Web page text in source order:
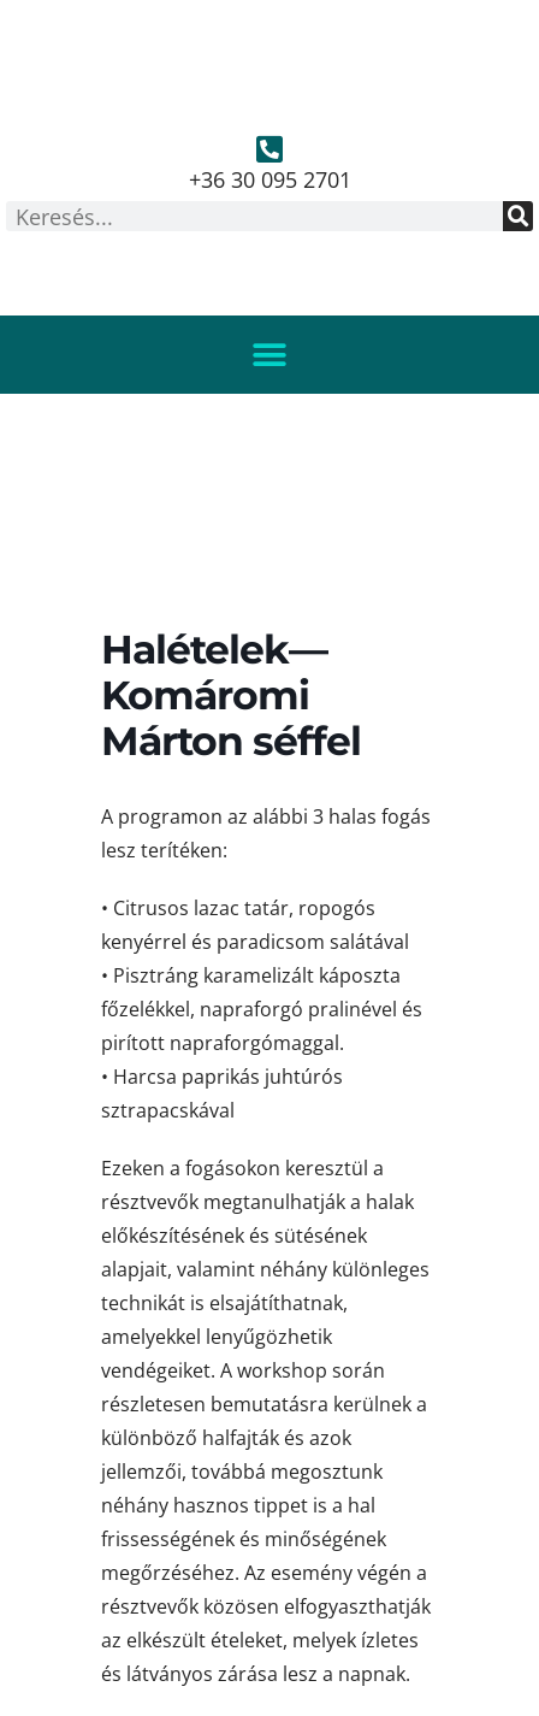
+36 30 095 2701
Halételek—
Komáromi
Márton séffel
A programon az alábbi 3 halas fogás
lesz terítéken:
• Citrusos lazac tatár, ropogós
kenyérrel és paradicsom salátával
• Pisztráng karamelizált káposzta
főzelékkel, napraforgó pralinével és
pirított napraforgómaggal.
• Harcsa paprikás juhtúrós
sztrapacskával
Ezeken a fogásokon keresztül a
résztvevők megtanulhatják a halak
előkészítésének és sütésének
alapjait, valamint néhány különleges
technikát is elsajátíthatnak,
amelyekkel lenyűgözhetik
vendégeiket. A workshop során
részletesen bemutatásra kerülnek a
különböző halfajták és azok
jellemzői, továbbá megosztunk
néhány hasznos tippet is a hal
frissességének és minőségének
megőrzéséhez. Az esemény végén a
résztvevők közösen elfogyaszthatják
az elkészült ételeket, melyek ízletes
és látványos zárása lesz a napnak.